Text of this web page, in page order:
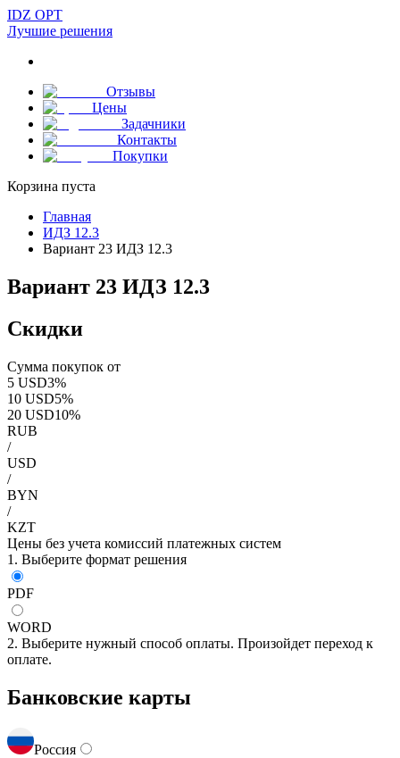
IDZ OPT
Лучшие решения
Отзывы
Цены
Задачники
Контакты
Покупки
Корзина пуста
Главная
ИДЗ 12.3
Вариант 23 ИДЗ 12.3
Вариант 23 ИДЗ 12.3
Скидки
Сумма покупок от
5 USD3%
10 USD5%
20 USD10%
RUB
/
USD
/
BYN
/
KZT
Цены без учета комиссий платежных систем
1. Выберите формат решения
PDF
WORD
2. Выберите нужный способ оплаты. Произойдет переход к
оплате.
Банковские карты
Россия